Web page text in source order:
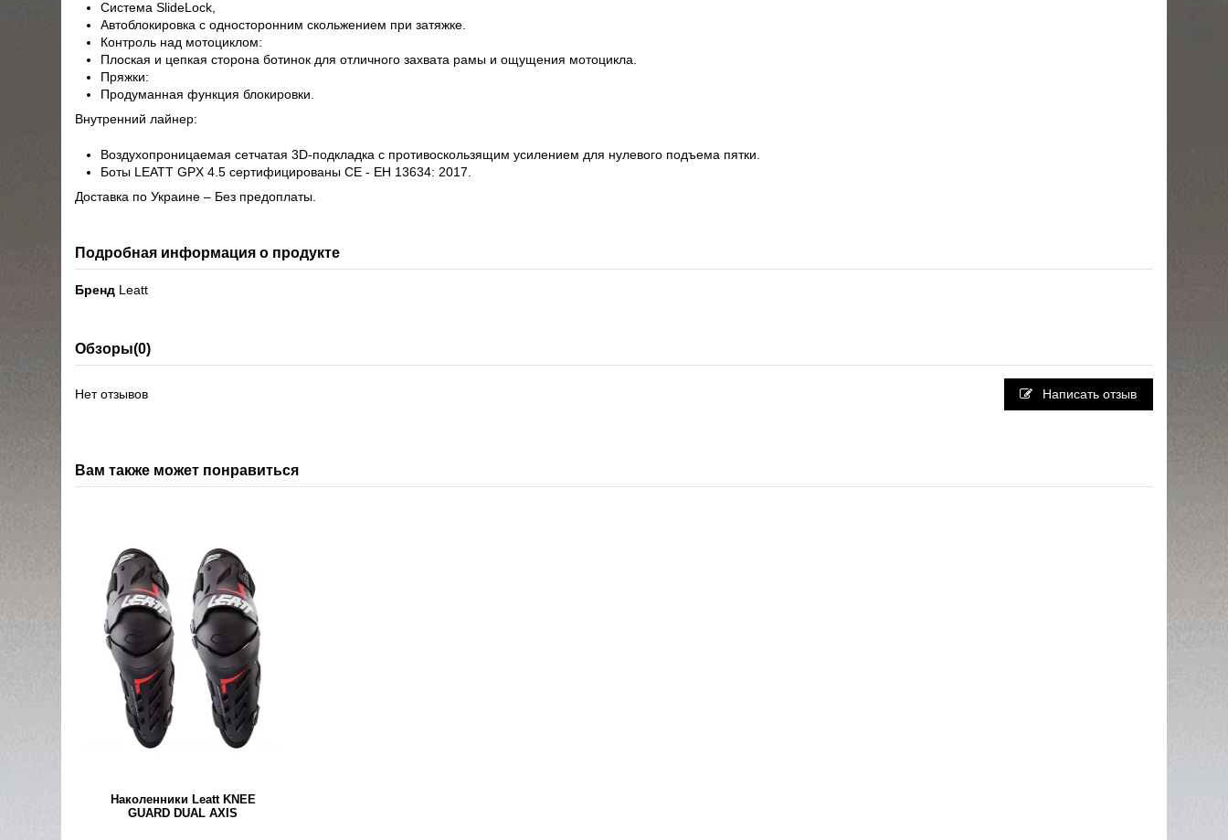
Система SlideLock,
Автоблокировка с односторонним скольжением при затяжке.
Контроль над мотоциклом:
Плоская и цепкая сторона ботинок для отличного захвата рамы и ощущения мотоцикла.
Пряжки:
Продуманная функция блокировки.
Внутренний лайнер:
Воздухопроницаемая сетчатая 3D-подкладка с противоскользящим усилением для нулевого подъема пятки.
Боты LEATT GPX 4.5 сертифицированы CE - ЕН 13634: 2017.
Доставка по Украине – Без предоплаты.
Подробная информация о продукте
Бренд Leatt
Обзоры(0)
Нет отзывов Написать отзыв
Вам также может понравиться
Наколенники Leatt KNEE
GUARD DUAL AXIS